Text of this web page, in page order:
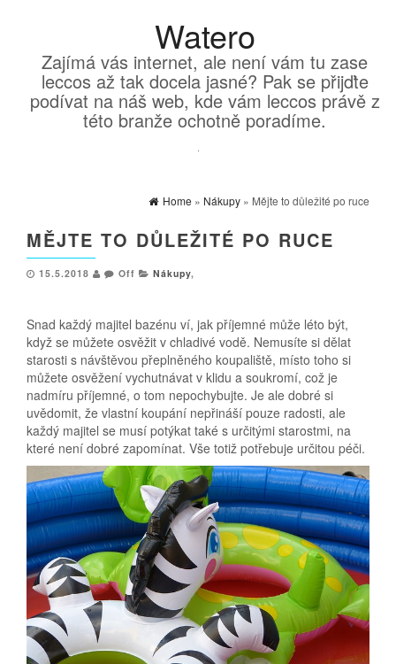
Watero
Zajímá vás internet, ale není vám tu zase
leccos až tak docela jasné? Pak se přijďte
podívat na náš web, kde vám leccos právě z
této branže ochotně poradíme.
Home » Nákupy » Mějte to důležité po ruce
MĚJTE TO DŮLEŽITÉ PO RUCE
15.5.2018 Off Nákupy,
Snad každý majitel bazénu ví, jak příjemné může léto být,
když se můžete osvěžit v chladivé vodě. Nemusíte si dělat
starosti s návštěvou přeplněného koupaliště, místo toho si
můžete osvěžení vychutnávat v klidu a soukromí, což je
nadmíru příjemné, o tom nepochybujte. Je ale dobré si
uvědomit, že vlastní koupání nepřináší pouze radosti, ale
každý majitel se musí potýkat také s určitými starostmi, na
které není dobré zapomínat. Vše totiž potřebuje určitou péči.